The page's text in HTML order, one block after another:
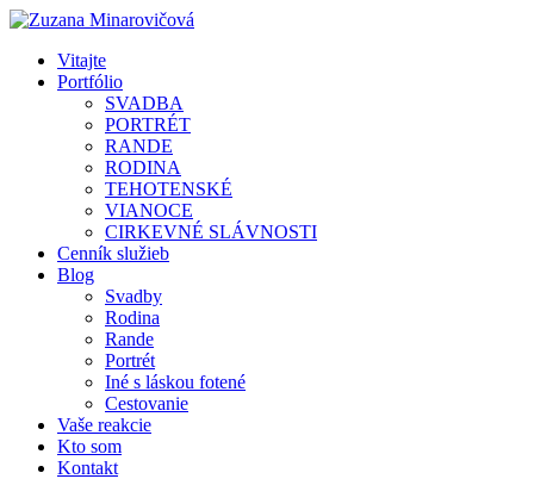
Vitajte
Portfólio
SVADBA
PORTRÉT
RANDE
RODINA
TEHOTENSKÉ
VIANOCE
CIRKEVNÉ SLÁVNOSTI
Cenník služieb
Blog
Svadby
Rodina
Rande
Portrét
Iné s láskou fotené
Cestovanie
Vaše reakcie
Kto som
Kontakt